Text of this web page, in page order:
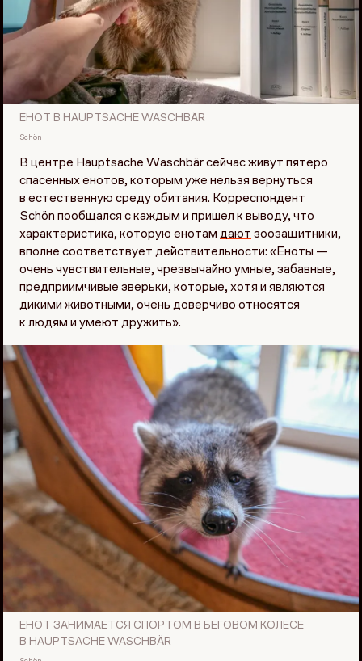
ЕНОТ В HAUPTSACHE WASCHBÄR
Schön
В центре Hauptsache Waschbär сейчас живут пятеро
спасенных енотов, которым уже нельзя вернуться
в естественную среду обитания. Корреспондент
Schön пообщался с каждым и пришел к выводу, что
характеристика, которую енотам дают зоозащитники,
вполне соответствует действительности: «Еноты —
очень чувствительные, чрезвычайно умные, забавные,
предприимчивые зверьки, которые, хотя и являются
дикими животными, очень доверчиво относятся
к людям и умеют дружить».
ЕНОТ ЗАНИМАЕТСЯ СПОРТОМ В БЕГОВОМ КОЛЕСЕ
В HAUPTSACHE WASCHBÄR